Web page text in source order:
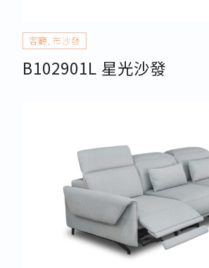
客廳 ,布沙發
B102901L 星光沙發